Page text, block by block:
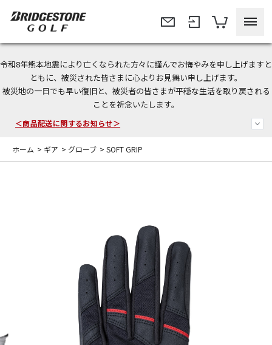
令和8年熊本地震により亡くなられた方々に謹んでお悔やみを申し上げますと
ともに、被災された皆さまに心よりお見舞い申し上げます。
被災地の一日でも早い復旧と、被災者の皆さまが平穏な生活を取り戻される
ことを祈念いたします。
今なら新規会員登録で1,000円OFFクーポンプレゼント！
＜商品配送に関するお知らせ＞
＜夏季休暇中のご注文・発送・お問い合わせ＞
ホーム > ギア > グローブ > SOFT GRIP